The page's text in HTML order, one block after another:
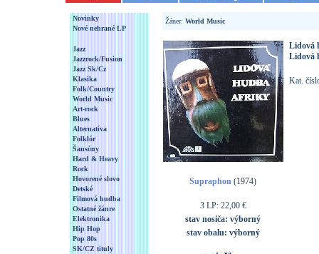
Novinky
Nové nehrané LP
Jazz
Jazzrock/Fusion
Jazz Sk/Cz
Klasika
Folk/Country
World Music
Art-rock
Blues
Alternatíva
Folklór
Šansóny
Hard & Heavy
Rock
Hovorené slovo
Detské
Filmová hudba
Ostatné žánre
Elektronika
Hip Hop
Pop 80s
SK/CZ tituly
Žáner: World Music
Supraphon (1974)
3 LP: 22,00 €
stav nosiča: výborný
stav obalu: výborný
Lidová
Lidová
Kat.